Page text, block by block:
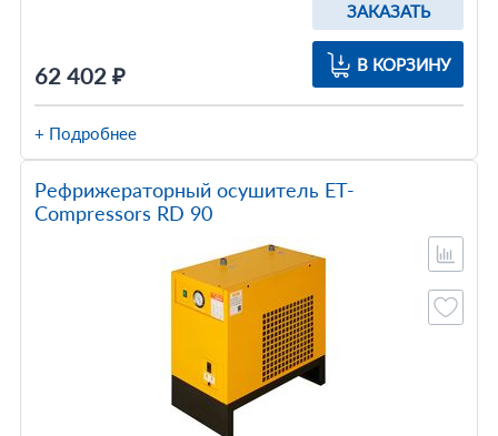
62 402 ₽
ЗАКАЗАТЬ
В КОРЗИНУ
+ Подробнее
Рефрижераторный осушитель ET-
Compressors RD 90